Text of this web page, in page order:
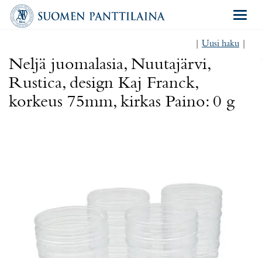
Uusi haku
Neljä juomalasia, Nuutajärvi,
Rustica, design Kaj Franck,
korkeus 75mm, kirkas Paino: 0 g